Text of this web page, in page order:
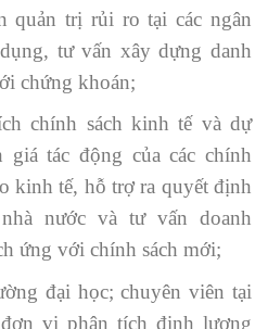
quản trị rủi ro tại các ngân
tư vấn xây dựng danh
chứng khoán;
chính sách kinh tế và dự
giá tác động của các chính
kinh tế, hỗ trợ ra quyết định
nước và tư vấn doanh
ứng với chính sách mới;
đại học; chuyên viên tại
vị phân tích định lượng